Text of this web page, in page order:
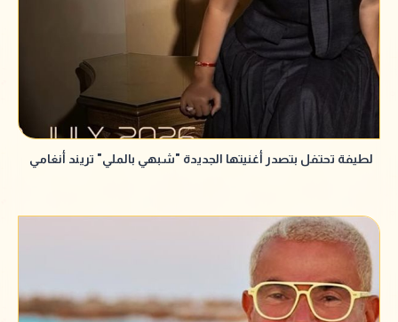
لطيفة تحتفل بتصدر أغنيتها الجديدة "شبهي بالملي" تريند أنغامي